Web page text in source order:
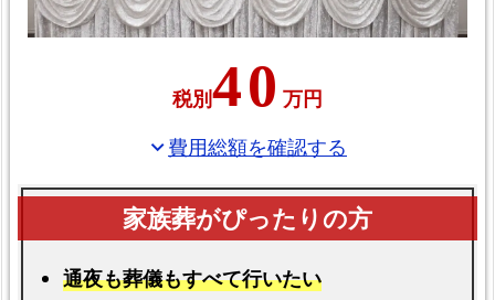
税別40万円
expand_more費用総額を確認する
通夜も葬儀もすべて行いたい